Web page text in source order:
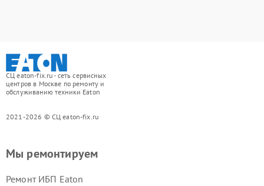
СЦ eaton-fix.ru - сеть сервисных
центров в Москве по ремонту и
обслуживанию техники Eaton
2021-2026 © СЦ eaton-fix.ru
Мы ремонтируем
Ремонт ИБП Eaton